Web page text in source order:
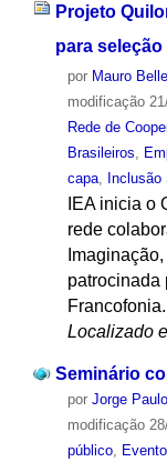
Projeto
para
por Mauro
modificação
Rede de
Brasileiros
capa, Inclusão
IEA inicia o
rede
patrocinada
Francofonia.
Localizado
Seminário
por Jorge
modificação
público,